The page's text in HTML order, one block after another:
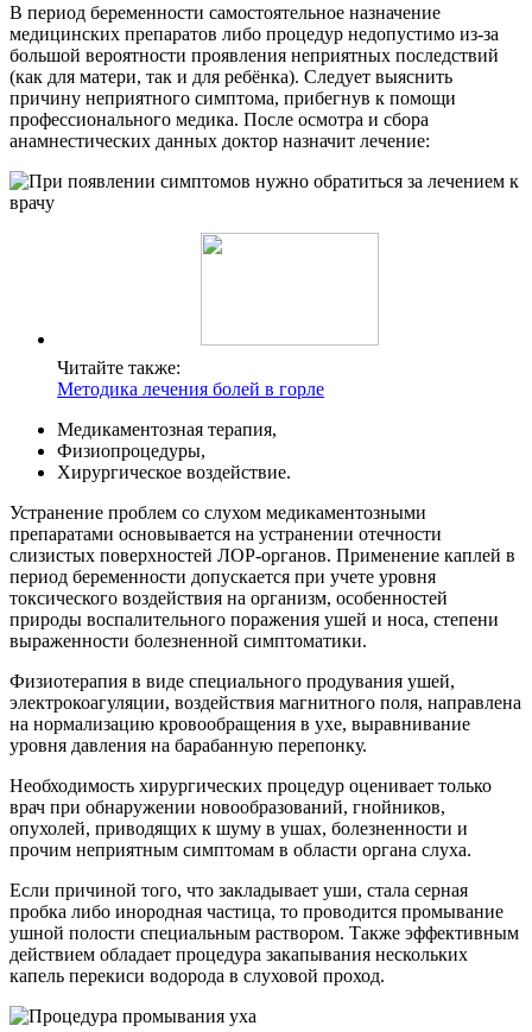
В период беременности самостоятельное назначение
медицинских препаратов либо процедур недопустимо из-за
большой вероятности проявления неприятных последствий
(как для матери, так и для ребёнка). Следует выяснить
причину неприятного симптома, прибегнув к помощи
профессионального медика. После осмотра и сбора
анамнестических данных доктор назначит лечение:
Читайте также:
Методика лечения болей в горле
Медикаментозная терапия,
Физиопроцедуры,
Хирургическое воздействие.
Устранение проблем со слухом медикаментозными
препаратами основывается на устранении отечности
слизистых поверхностей ЛОР-органов. Применение каплей в
период беременности допускается при учете уровня
токсического воздействия на организм, особенностей
природы воспалительного поражения ушей и носа, степени
выраженности болезненной симптоматики.
Физиотерапия в виде специального продувания ушей,
электрокоагуляции, воздействия магнитного поля, направлена
на нормализацию кровообращения в ухе, выравнивание
уровня давления на барабанную перепонку.
Необходимость хирургических процедур оценивает только
врач при обнаружении новообразований, гнойников,
опухолей, приводящих к шуму в ушах, болезненности и
прочим неприятным симптомам в области органа слуха.
Если причиной того, что закладывает уши, стала серная
пробка либо инородная частица, то проводится промывание
ушной полости специальным раствором. Также эффективным
действием обладает процедура закапывания нескольких
капель перекиси водорода в слуховой проход.